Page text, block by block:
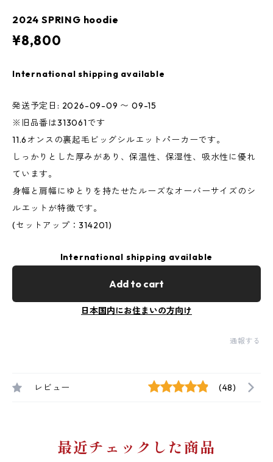
2024 SPRING hoodie
¥8,800
International shipping available
発送予定日: 2026-09-09 〜 09-15
※旧品番は313061です
11.6オンスの裏起毛ビッグシルエットパーカーです。
しっかりとした厚みがあり、保温性、保湿性、吸水性に優れ
ています。
身幅と肩幅にゆとりを持たせたルーズなオーバーサイズのシ
ルエットが特徴です。
(セットアップ：314201)
International shipping available
Add to cart
日本国内にお住まいの方向け
通報する
レビュー (48)
最近チェックした商品